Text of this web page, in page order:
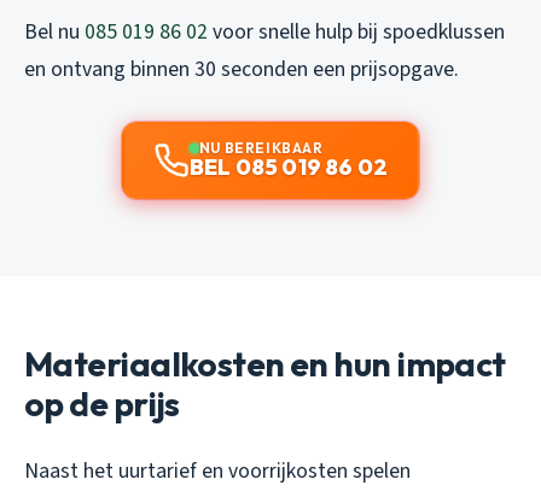
Bel nu 085 019 86 02 voor snelle hulp bij spoedklussen
en ontvang binnen 30 seconden een prijsopgave.
NU BEREIKBAAR
BEL 085 019 86 02
Materiaalkosten en hun impact
op de prijs
Naast het uurtarief en voorrijkosten spelen